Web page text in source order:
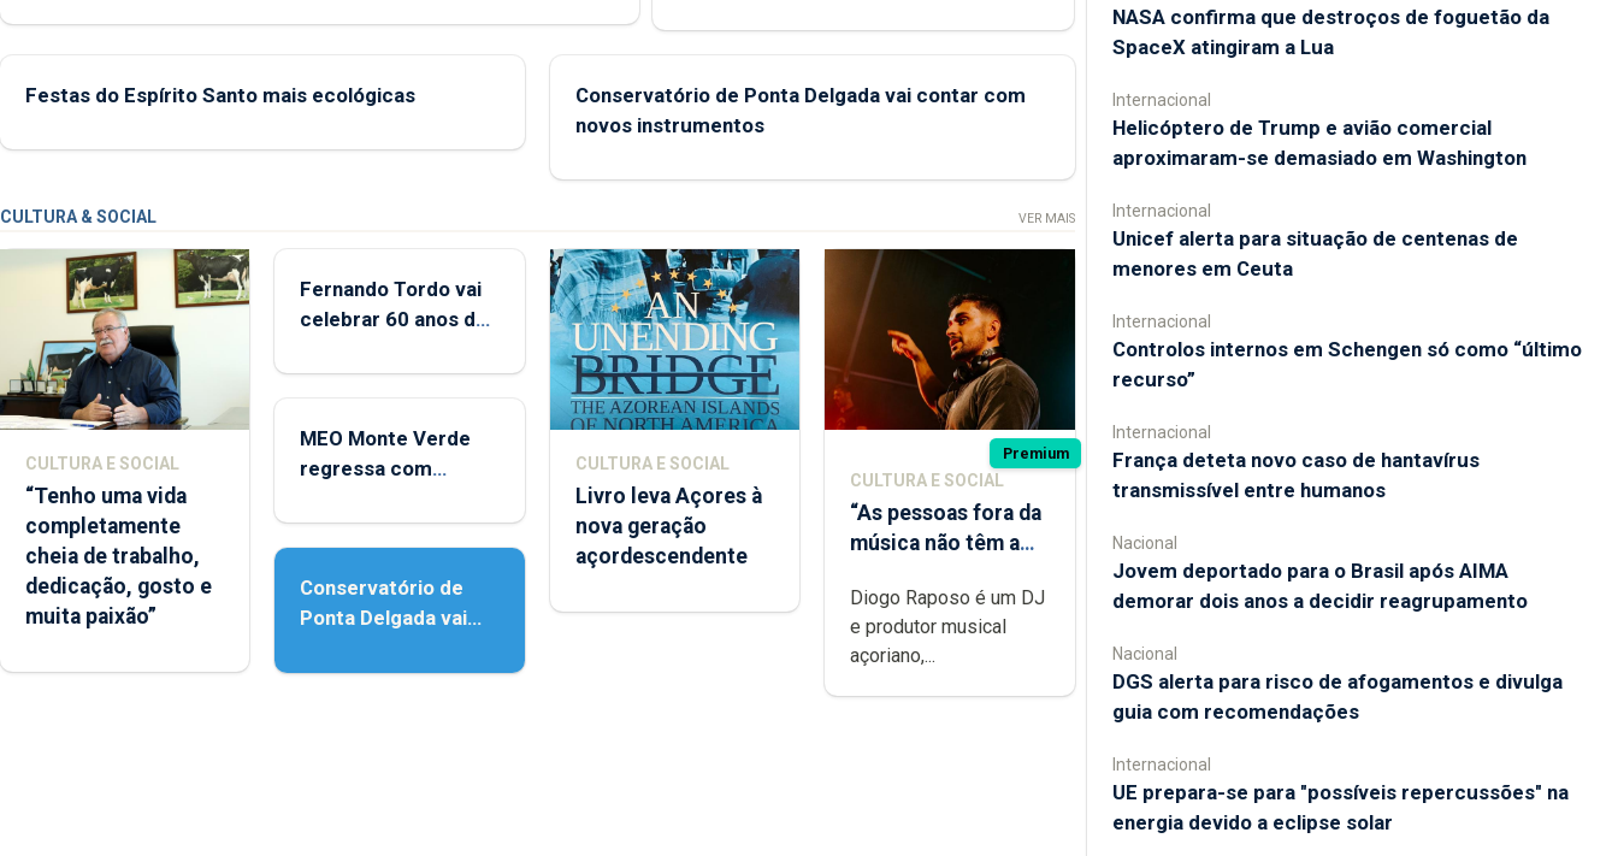
Festas do Espírito Santo mais ecológicas
Conservatório de Ponta Delgada vai contar com
novos instrumentos
CULTURA & SOCIAL VER MAIS
CULTURA E SOCIAL
“Tenho uma vida
completamente
cheia de trabalho,
dedicação, gosto e
muita paixão”
Fernando Tordo vai
celebrar 60 anos de
Micaelense
MEO Monte Verde
regressa com
acessibilidade
Conservatório de
Ponta Delgada vai
instrumentos
CULTURA E SOCIAL
Livro leva Açores à
nova geração
açordescendente
Premium
CULTURA E SOCIAL
“As pessoas fora da
música não têm a
difícil é produzir
uma música”
Diogo Raposo é um DJ
e produtor musical
açoriano,...
NASA confirma que destroços de foguetão da
SpaceX atingiram a Lua
Internacional
Helicóptero de Trump e avião comercial
aproximaram-se demasiado em Washington
Internacional
Unicef alerta para situação de centenas de
menores em Ceuta
Internacional
Controlos internos em Schengen só como “último
recurso”
Internacional
França deteta novo caso de hantavírus
transmissível entre humanos
Nacional
Jovem deportado para o Brasil após AIMA
demorar dois anos a decidir reagrupamento
Nacional
DGS alerta para risco de afogamentos e divulga
guia com recomendações
Internacional
UE prepara-se para "possíveis repercussões" na
energia devido a eclipse solar